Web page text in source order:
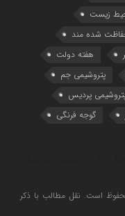
زیست
شده مند
هفته دولت
پتروشیمی جم
پردیس
گوجه فرنگی
است. نقل مطالب با ذکر